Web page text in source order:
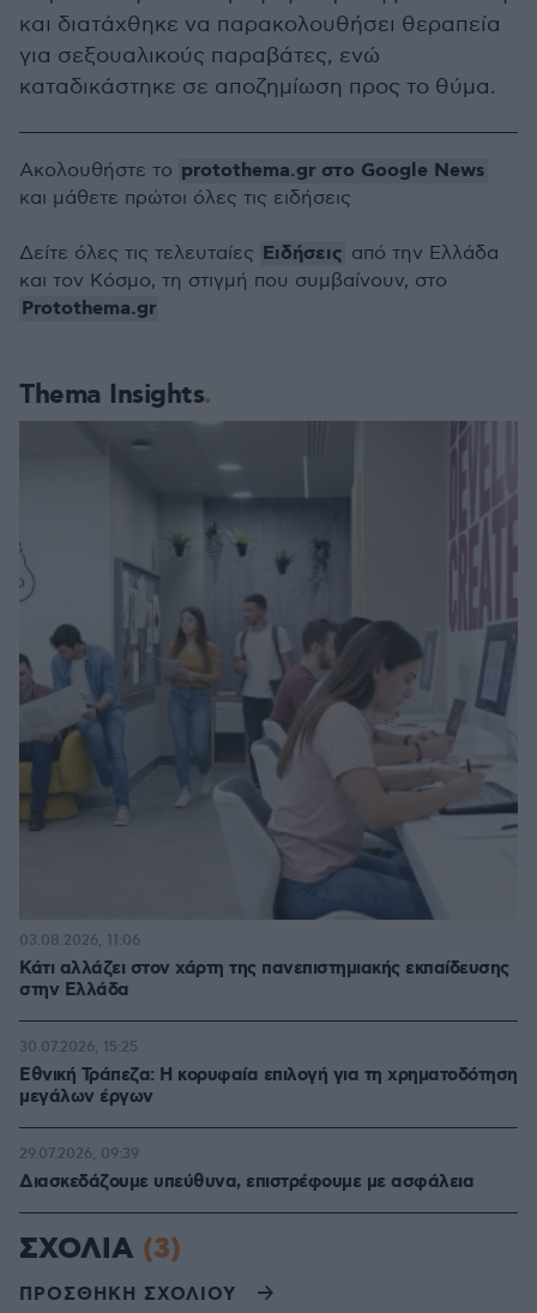
και διατάχθηκε να παρακολουθήσει θεραπεία
για σεξουαλικούς παραβάτες, ενώ
καταδικάστηκε σε αποζημίωση προς το θύμα.
Thema Insights
Κάτι αλλάζει στον χάρτη της πανεπιστημιακής εκπαίδευσης
στην Ελλάδα
03.08.2026, 11:06
Εθνική Τράπεζα: Η κορυφαία επιλογή για τη χρηματοδότηση
μεγάλων έργων
30.07.2026, 15:25
Διασκεδάζουμε υπεύθυνα, επιστρέφουμε με ασφάλεια
29.07.2026, 09:39
Ακολουθήστε το protothema.gr στο Google News
και μάθετε πρώτοι όλες τις ειδήσεις
Δείτε όλες τις τελευταίες Ειδήσεις από την Ελλάδα
και τον Κόσμο, τη στιγμή που συμβαίνουν, στο
Protothema.gr
ΣΧΟΛΙΑ (3)
ΠΡΟΣΘΗΚΗ ΣΧΟΛΙΟΥ